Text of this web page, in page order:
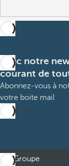
Avec notre
courant de
Abonnez-vous à
votre boite mail
M’abonner
Groupe